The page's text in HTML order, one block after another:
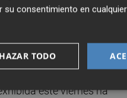
revuelo interno al
que debía proferir el
la puerta a reunirse con
este viernes ha
su consentimiento en
TODO